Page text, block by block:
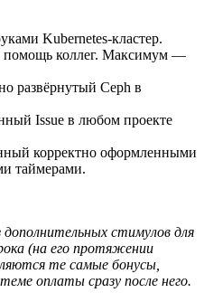
Kubernetes-кластер.
помощь коллег. Максимум —
развёрнутый Ceph в
Issue в любом проекте
корректно оформленными
таймерами.
дополнительных стимулов для
(на его протяжении
те самые бонусы,
оплаты сразу после него.